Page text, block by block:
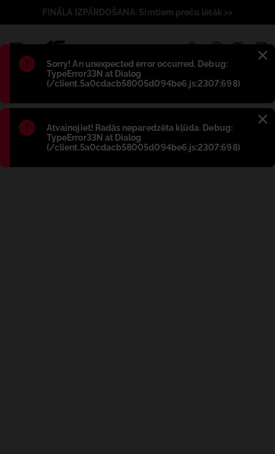
Błąd:
Sorry! An unexpected error occurred. Debug:
TypeError33N at Dialog
(/client.5a0cdacb58005d094be6.js:2307:698)
Błąd:
Atvainojiet! Radās neparedzēta kļūda. Debug:
TypeError33N at Dialog
(/client.5a0cdacb58005d094be6.js:2307:698)
FINĀLA IZPĀRDOŠANA: Simtiem preču lētāk >>